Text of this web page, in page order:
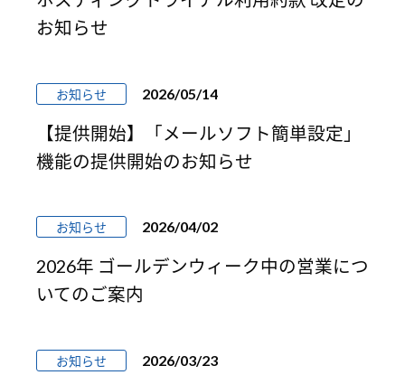
お知らせ
お知らせ 2026/05/14
【提供開始】「メールソフト簡単設定」
機能の提供開始のお知らせ
お知らせ 2026/04/02
2026年 ゴールデンウィーク中の営業につ
いてのご案内
お知らせ 2026/03/23